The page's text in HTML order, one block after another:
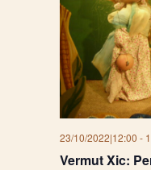
Vermut Xic:
23/10/2022|12:00 -